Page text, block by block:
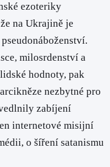
ezoteriky
na Ukrajině je
milosrdenství a
hodnoty, pak
nezbytné pro
zabíjení
internetové misijní
o šíření satanismu